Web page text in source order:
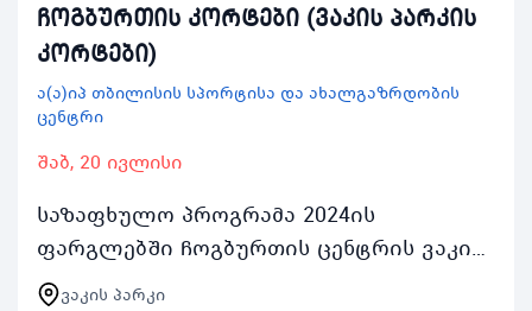
ჩოგბურთის კორტები (ვაკის პარკის
კორტები)
ა(ა)იპ თბილისის სპორტისა და ახალგაზრდობის
ცენტრი
შაბ, 20 ივლისი
საზაფხულო პროგრამა 2024ის
ფარგლებში ჩოგბურთის ცენტრის ვაკის
პარკის კორტებით ასობით ახალგაზრდა
ვაკის პარკი